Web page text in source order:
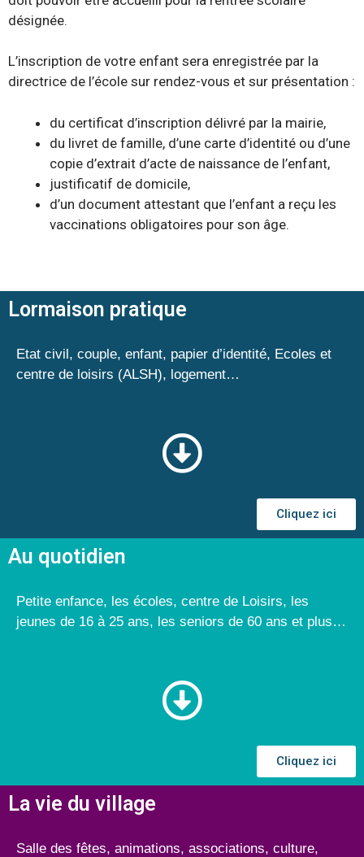
désignée.
L’inscription de votre enfant sera enregistrée par la
directrice de l’école sur rendez-vous et sur présentation :
du certificat d’inscription délivré par la mairie,
du livret de famille, d’une carte d’identité ou d’une
copie d’extrait d’acte de naissance de l’enfant,
justificatif de domicile,
d’un document attestant que l’enfant a reçu les
vaccinations obligatoires pour son âge.
Lormaison pratique
Etat civil, couple, enfant, papier d’identité, Ecoles et
centre de loisirs (ALSH), logement…
Cliquez ici
Au quotidien
Petite enfance, les écoles, centre de Loisirs, les
jeunes de 16 à 25 ans, les seniors de 60 ans et plus…
Cliquez ici
La vie du village
Salle des fêtes, animations, associations, culture,